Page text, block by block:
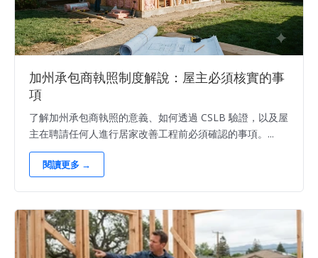
加州承包商執照制度解說：屋主必須核實的事
項
了解加州承包商執照的意義、如何透過 CSLB 驗證，以及屋
主在聘請任何人進行居家改善工程前必須確認的事項。...
閱讀更多 →